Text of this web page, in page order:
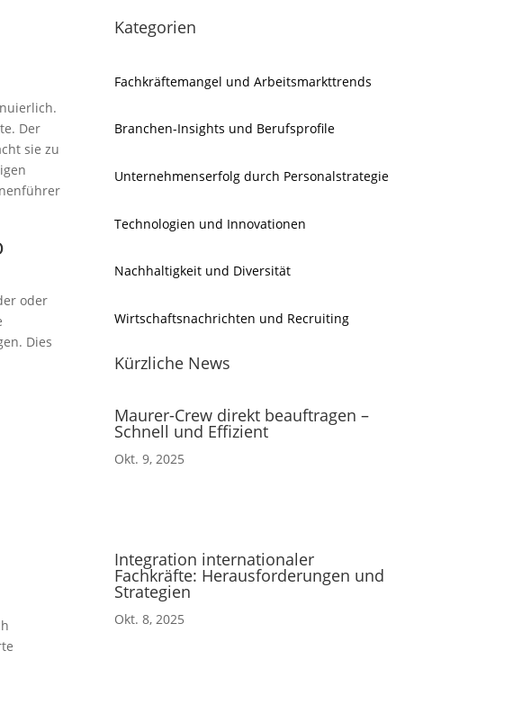
Der
sie zu
oder
Dies
Kategorien
Fachkräftemangel und Arbeitsmarkttrends
Branchen-Insights und Berufsprofile
Unternehmenserfolg durch Personalstrategie
Technologien und Innovationen
Nachhaltigkeit und Diversität
Wirtschaftsnachrichten und Recruiting
Kürzliche News
Maurer-Crew direkt beauftragen –
Schnell und Effizient
Okt. 9, 2025
Integration internationaler
Fachkräfte: Herausforderungen und
Strategien
Okt. 8, 2025